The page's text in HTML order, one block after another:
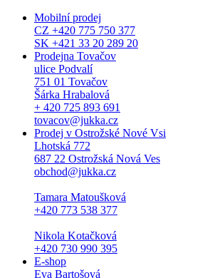
Mobilní prodej
CZ +420 775 750 377
SK +421 33 20 289 20
Prodejna Tovačov
ulice Podvalí
751 01 Tovačov
Šárka Hrabalová
+ 420 725 893 691
tovacov@jukka.cz
Prodej v Ostrožské Nové Vsi
Lhotská 772
687 22 Ostrožská Nová Ves
obchod@jukka.cz
Tamara Matoušková
+420 773 538 377
Nikola Kotačková
+420 730 990 395
E-shop
Eva Bartošová